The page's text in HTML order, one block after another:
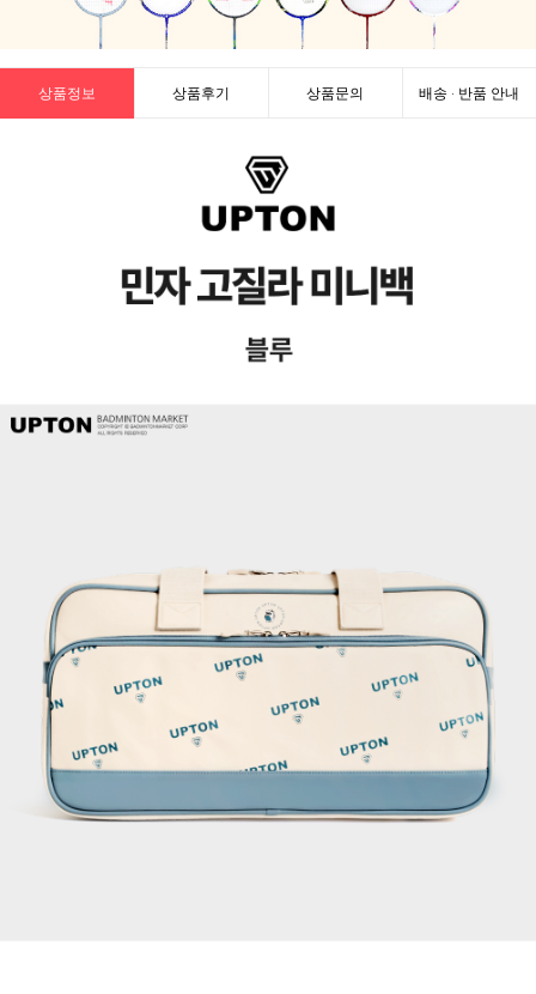
상품정보 상품후기 상품문의 배송 · 반품 안내